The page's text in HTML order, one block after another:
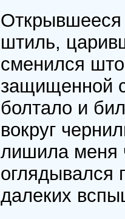
штиль,
сменился
защищенной
болтало и
вокруг
лишила меня
оглядывался
далеких